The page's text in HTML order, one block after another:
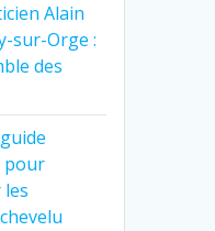
Alain
sur-Orge :
des
pour